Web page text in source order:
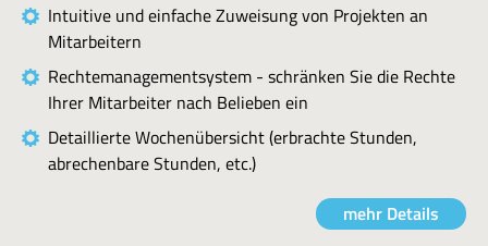
Intuitive und einfache Zuweisung von Projekten an
Mitarbeitern
Rechtemanagementsystem - schränken Sie die Rechte
Ihrer Mitarbeiter nach Belieben ein
Detaillierte Wochenübersicht (erbrachte Stunden,
abrechenbare Stunden, etc.)
mehr Details